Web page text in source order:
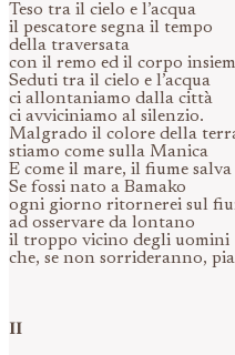
Teso tra il cielo e l’acqua
il pescatore segna il tempo
della traversata
con il remo ed il corpo
Seduti tra il cielo e l’acqua
ci allontaniamo dalla città
ci avviciniamo al silenzio.
Malgrado il colore della
stiamo come sulla Manica
E come il mare, il fiume salva
Se fossi nato a Bamako
ogni giorno ritornerei sul
ad osservare da lontano
il troppo vicino degli uomini
che, se non sorrideranno,
II